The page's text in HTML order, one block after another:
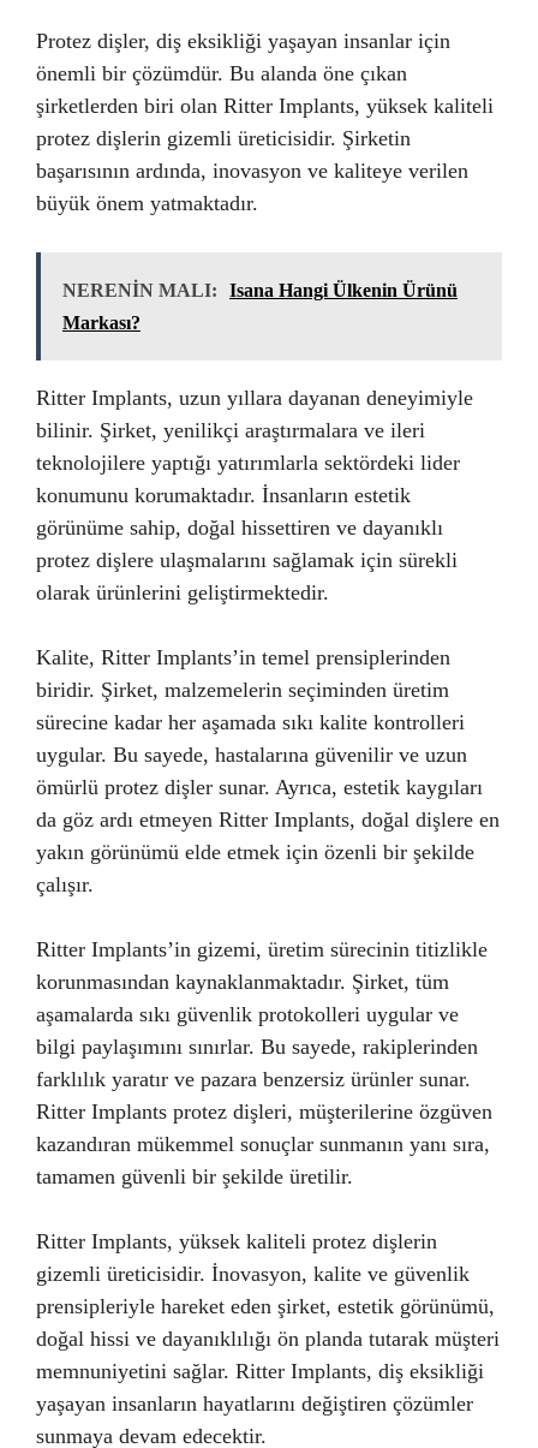
Protez dişler, diş eksikliği yaşayan insanlar için
önemli bir çözümdür. Bu alanda öne çıkan
şirketlerden biri olan Ritter Implants, yüksek kaliteli
protez dişlerin gizemli üreticisidir. Şirketin
başarısının ardında, inovasyon ve kaliteye verilen
büyük önem yatmaktadır.
NERENİN MALI:
Isana Hangi Ülkenin Ürünü
Markası?
Ritter Implants, uzun yıllara dayanan deneyimiyle
bilinir. Şirket, yenilikçi araştırmalara ve ileri
teknolojilere yaptığı yatırımlarla sektördeki lider
konumunu korumaktadır. İnsanların estetik
görünüme sahip, doğal hissettiren ve dayanıklı
protez dişlere ulaşmalarını sağlamak için sürekli
olarak ürünlerini geliştirmektedir.
Kalite, Ritter Implants’in temel prensiplerinden
biridir. Şirket, malzemelerin seçiminden üretim
sürecine kadar her aşamada sıkı kalite kontrolleri
uygular. Bu sayede, hastalarına güvenilir ve uzun
ömürlü protez dişler sunar. Ayrıca, estetik kaygıları
da göz ardı etmeyen Ritter Implants, doğal dişlere en
yakın görünümü elde etmek için özenli bir şekilde
çalışır.
Ritter Implants’in gizemi, üretim sürecinin titizlikle
korunmasından kaynaklanmaktadır. Şirket, tüm
aşamalarda sıkı güvenlik protokolleri uygular ve
bilgi paylaşımını sınırlar. Bu sayede, rakiplerinden
farklılık yaratır ve pazara benzersiz ürünler sunar.
Ritter Implants protez dişleri, müşterilerine özgüven
kazandıran mükemmel sonuçlar sunmanın yanı sıra,
tamamen güvenli bir şekilde üretilir.
Ritter Implants, yüksek kaliteli protez dişlerin
gizemli üreticisidir. İnovasyon, kalite ve güvenlik
prensipleriyle hareket eden şirket, estetik görünümü,
doğal hissi ve dayanıklılığı ön planda tutarak müşteri
memnuniyetini sağlar. Ritter Implants, diş eksikliği
yaşayan insanların hayatlarını değiştiren çözümler
sunmaya devam edecektir.